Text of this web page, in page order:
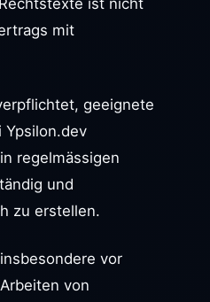
ist nicht
mit
geeignete
Ypsilon.dev
regelmässigen
und
zu erstellen.
vor
von